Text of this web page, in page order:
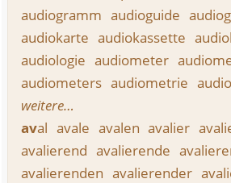
audiogramm audioguide
audiokarte audiokassette
audiologie audiometer
audiometers audiometrie
weitere…
aval avale avalen avalier
avalierend avalierende
avalierenden avalierender